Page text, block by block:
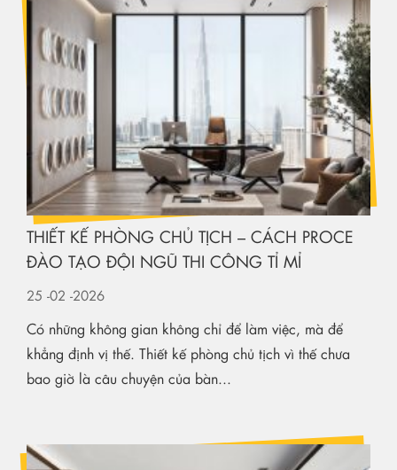
THIẾT KẾ PHÒNG CHỦ TỊCH – CÁCH PROCE
ĐÀO TẠO ĐỘI NGŨ THI CÔNG TỈ MỈ
25 -02 -2026
Có những không gian không chỉ để làm việc, mà để
khẳng định vị thế. Thiết kế phòng chủ tịch vì thế chưa
bao giờ là câu chuyện của bàn...